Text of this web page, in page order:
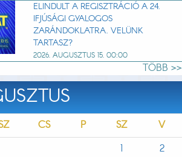
ELINDULT A REGISZTRÁCIÓ A 24.
IFJÚSÁGI GYALOGOS
ZARÁNDOKLATRA. VELÜNK
TARTASZ?
2026. AUGUSZTUS 15. 00:00
TÖBB >>
CS P SZ
V
1
2